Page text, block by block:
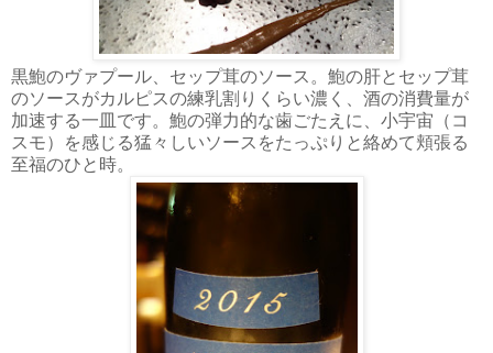
黒鮑のヴァプール、セップ茸のソース。鮑の肝とセップ茸
のソースがカルピスの練乳割りくらい濃く、酒の消費量が
加速する一皿です。鮑の弾力的な歯ごたえに、小宇宙（コ
スモ）を感じる猛々しいソースをたっぷりと絡めて頬張る
至福のひと時。